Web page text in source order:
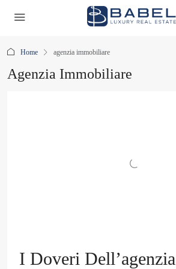
Home agenzia immobiliare
Agenzia Immobiliare
I Doveri Dell’agenzia